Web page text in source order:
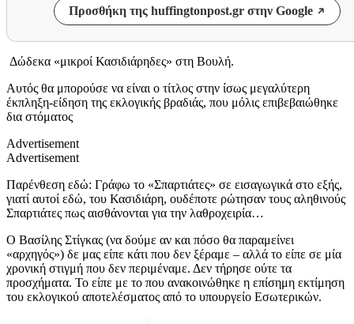
Προσθήκη της huffingtonpost.gr στην Google
Δώδεκα «μικροί Κασιδιάρηδες» στη Βουλή.
Αυτός θα μπορούσε να είναι ο τίτλος στην ίσως μεγαλύτερη
έκπληξη-είδηση της εκλογικής βραδιάς, που μόλις επιβεβαιώθηκε
δια στόματος
Advertisement
Advertisement
Παρένθεση εδώ: Γράφω το «Σπαρτιάτες» σε εισαγωγικά στο εξής,
γιατί αυτοί εδώ, του Κασιδιάρη, ουδέποτε ρώτησαν τους αληθινούς
Σπαρτιάτες πως αισθάνονται για την λαθροχειρία…
Ο Βασίλης Στίγκας (να δούμε αν και πόσο θα παραμείνει
«αρχηγός») δε μας είπε κάτι που δεν ξέραμε – αλλά το είπε σε μία
χρονική στιγμή που δεν περιμέναμε. Δεν τήρησε ούτε τα
προσχήματα. Το είπε με το που ανακοινώθηκε η επίσημη εκτίμηση
του εκλογικού αποτελέσματος από το υπουργείο Εσωτερικών.